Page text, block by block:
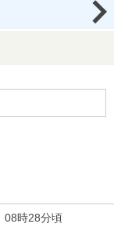
08時28分頃